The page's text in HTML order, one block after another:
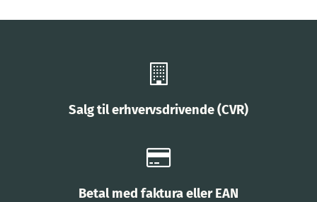
Salg til erhvervsdrivende (CVR)
Betal med faktura eller EAN